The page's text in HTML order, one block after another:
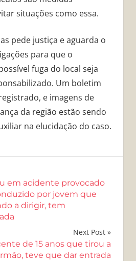
situações como essa.
pede justiça e aguarda o
para que o
fuga do local seja
Um boletim
e imagens de
da região estão sendo
na elucidação do caso.
em acidente provocado
por jovem que
a dirigir, tem
Next Post
de 15 anos que tirou a
teve que dar entrada